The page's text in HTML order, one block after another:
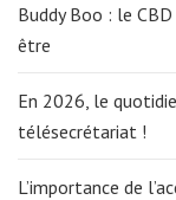
Buddy Boo : le
être
En 2026, le
télésecrétariat !
L’importance de